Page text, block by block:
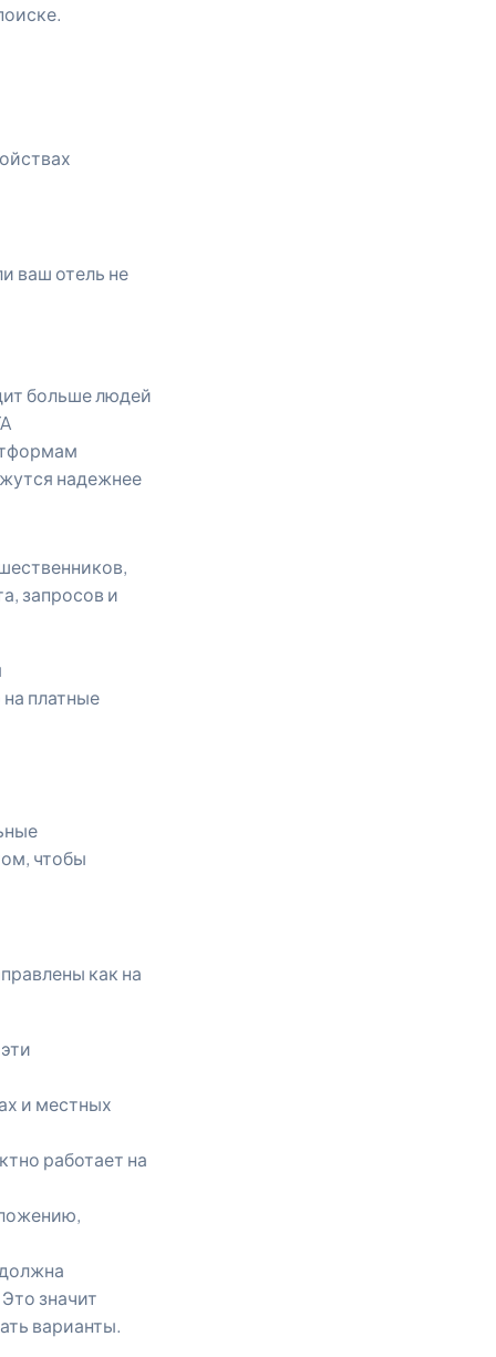
ваш отель не
больше людей
надежнее
запросов и
платные
чтобы
как на
и местных
работает на
значит
варианты.